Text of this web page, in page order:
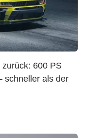
600 PS
schneller als der